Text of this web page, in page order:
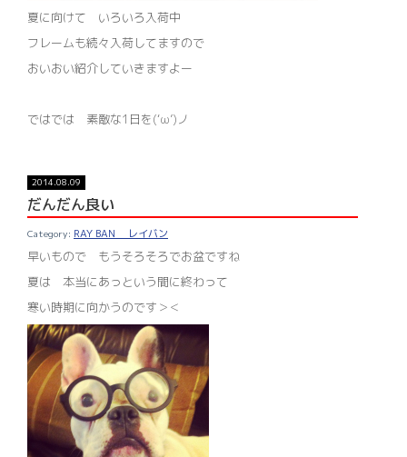
夏に向けて いろいろ入荷中
フレームも続々入荷してますので
おいおい紹介していきますよー
ではでは 素敵な1日を(‘ω’)ノ
2014.08.09
RAY BAN レイバン
だんだん良い
早いもので もうそろそろでお盆ですね
夏は 本当にあっという間に終わって
寒い時期に向かうのです＞＜